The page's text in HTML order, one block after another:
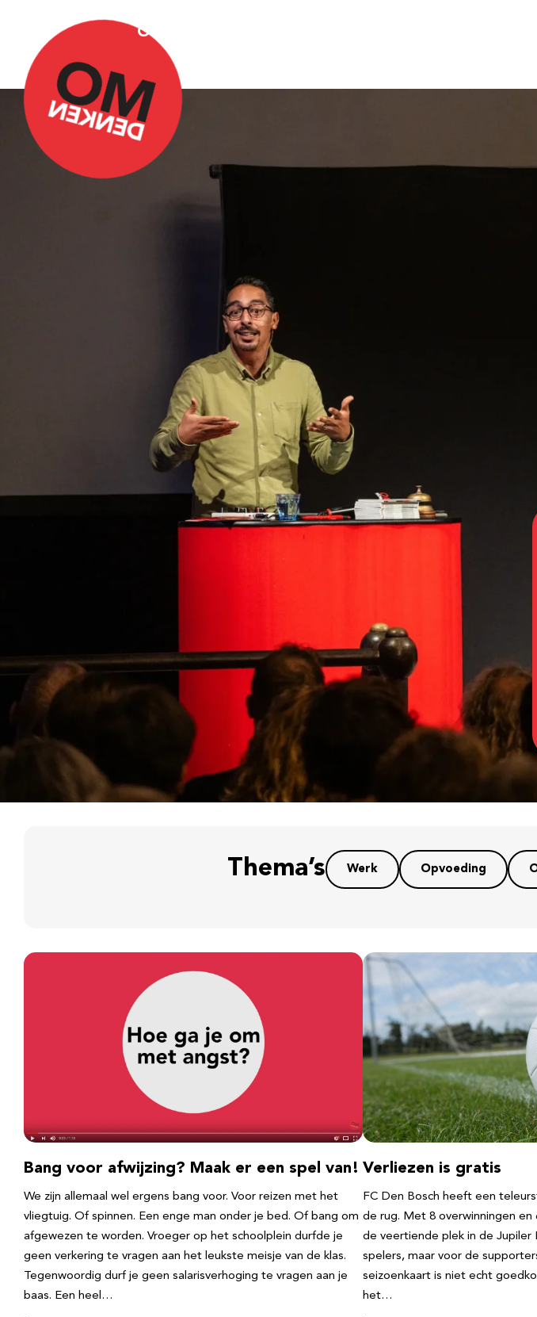
Over Omdenken
Thema’s Werk Opvoeding
Bang voor afwijzing? Maak er een spel van!
We zijn allemaal wel ergens bang voor. Voor reizen met het
vliegtuig. Of spinnen. Een enge man onder je bed. Of bang om
afgewezen te worden. Vroeger op het schoolplein durfde je
geen verkering te vragen aan het leukste meisje van de klas.
Tegenwoordig durf je geen salarisverhoging te vragen aan je
baas. Een heel…
Verliezen is gratis
FC Den Bosch heeft een
de rug. Met 8 overwinningen
de veertiende plek in de Jupiler
spelers, maar voor de
seizoenkaart is niet echt
het…